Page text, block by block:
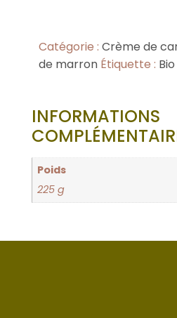
Catégorie : Crème de
de marron Étiquette : Bio
INFORMATIONS
Poids
225 g